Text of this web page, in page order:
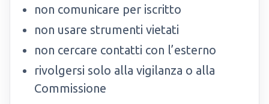
non comunicare per iscritto
non usare strumenti vietati
non cercare contatti con l’esterno
rivolgersi solo alla vigilanza o alla
Commissione